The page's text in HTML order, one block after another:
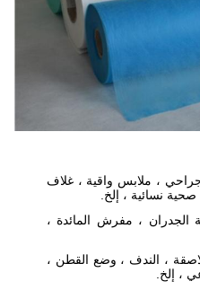
، ملابس واقية ، غلاف
نسائية ، إلخ.
الجدران ، مفرش المائدة ،
، الندف ، وضع القطن ،
، إلخ.